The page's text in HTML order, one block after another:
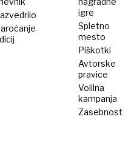
igre
Spletno
mesto
Piškotki
Avtorske
pravice
Volilna
kampanja
Zasebnost